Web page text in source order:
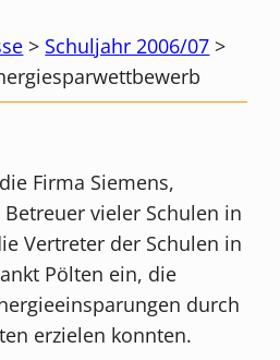
> Schuljahr 2006/07 >
Firma Siemens,
vieler Schulen in
Vertreter der Schulen in
Pölten ein, die
durch
erzielen konnten.